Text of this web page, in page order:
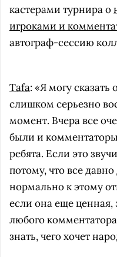
кастерами турнира о
игроками и
автограф-сессию
Tafa: «Я могу
слишком серьезно
момент. Вчера все
были и
ребята. Если это
потому, что все
нормально к этому
если она еще ценная,
любого
знать, чего хочет